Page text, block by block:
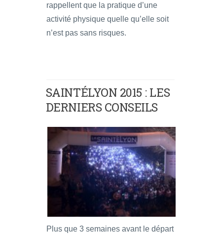
rappellent que la pratique d’une
activité physique quelle qu’elle soit
n’est pas sans risques.
SAINTÉLYON 2015 : LES
DERNIERS CONSEILS
Plus que 3 semaines avant le départ